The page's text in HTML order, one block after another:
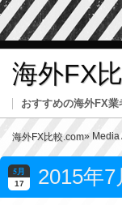
海外FX
おすすめの海外FX業
海外FX比較.com» Media
5月
17 2015年